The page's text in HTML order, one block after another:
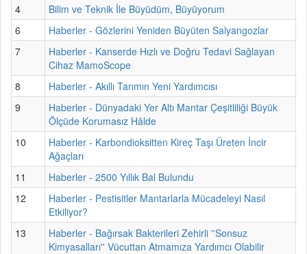
4
Bilim ve Teknik İle Büyüdüm, Büyüyorum
6
Haberler - Gözlerini Yeniden Büyüten Salyangozlar
7
Haberler - Kanserde Hızlı ve Doğru Tedavi Sağlayan
Cihaz MamoScope
8
Haberler - Akıllı Tarımın Yeni Yardımcısı
9
Haberler - Dünyadaki Yer Altı Mantar Çeşitliliği Büyük
Ölçüde Korumasız Hâlde
10
Haberler - Karbondioksitten Kireç Taşı Üreten İncir
Ağaçları
11
Haberler - 2500 Yıllık Bal Bulundu
12
Haberler - Pestisitler Mantarlarla Mücadeleyi Nasıl
Etkiliyor?
13
Haberler - Bağırsak Bakterileri Zehirli ''Sonsuz
Kimyasalları'' Vücuttan Atmamıza Yardımcı Olabilir